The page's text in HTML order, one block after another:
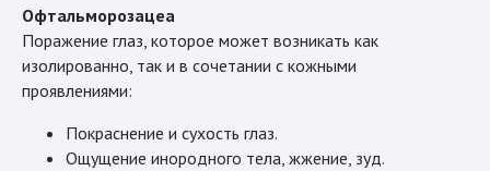
Офтальморозацеа
Поражение глаз, которое может возникать как
изолированно, так и в сочетании с кожными
проявлениями:
Покраснение и сухость глаз.
Ощущение инородного тела, жжение, зуд.